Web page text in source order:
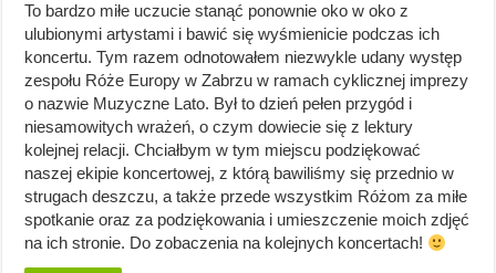
To bardzo miłe uczucie stanąć ponownie oko w oko z
ulubionymi artystami i bawić się wyśmienicie podczas ich
koncertu. Tym razem odnotowałem niezwykle udany występ
zespołu Róże Europy w Zabrzu w ramach cyklicznej imprezy
o nazwie Muzyczne Lato. Był to dzień pełen przygód i
niesamowitych wrażeń, o czym dowiecie się z lektury
kolejnej relacji. Chciałbym w tym miejscu podziękować
naszej ekipie koncertowej, z którą bawiliśmy się przednio w
strugach deszczu, a także przede wszystkim Różom za miłe
spotkanie oraz za podziękowania i umieszczenie moich zdjęć
na ich stronie. Do zobaczenia na kolejnych koncertach!